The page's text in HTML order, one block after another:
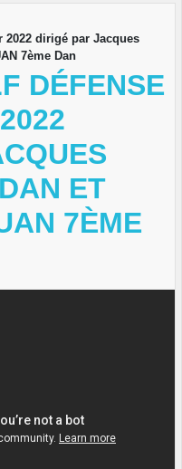
2022 dirigé par Jacques
7ème Dan
DÉFENSE
ET
7ÈME